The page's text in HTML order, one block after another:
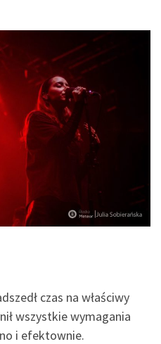
czas na właściwy
wszystkie wymagania
i efektownie.